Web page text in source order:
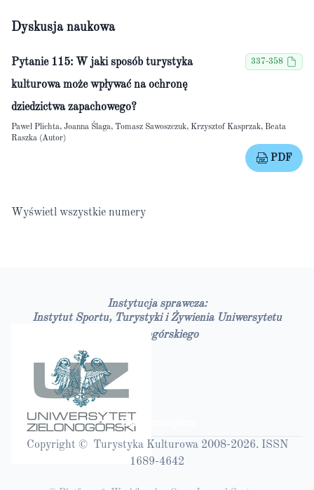
Dyskusja naukowa
Pytanie 115: W jaki sposób turystyka
kulturowa może wpływać na ochronę
dziedzictwa zapachowego?
337-358
Paweł Plichta, Joanna Ślaga, Tomasz Sawoszczuk, Krzysztof Kasprzak, Beata
Raszka (Autor)
PDF
Wyświetl wszystkie numery
Instytucja sprawcza:
Instytut Sportu, Turystyki i Żywienia Uniwersytetu
Zielonogórskiego
Bazy czasopism
Copyright © Turystyka Kulturowa 2008-2026. ISSN
1689-4642